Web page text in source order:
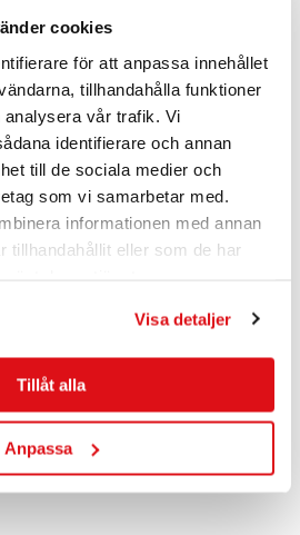
cookies
för att anpassa innehållet
tillhandahålla funktioner
vår trafik. Vi
identifierare och annan
till de sociala medier och
som vi samarbetar med.
informationen med annan
tillhandahållit eller som de har
Visa detaljer
Tillåt alla
Anpassa
om betydligt mer än tävlingar.
en stark kropp som har bättre chans
livet än vad en otränad kropp skulle
råd från en tidigare kollega som
den fysiska förmågan."
hälsa handlar om mer än det
minst lika viktig. Jag tror att alla
mellan livets olika delar – det är då